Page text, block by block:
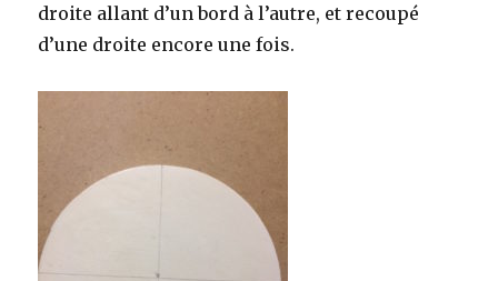
droite allant d’un bord à l’autre, et recoupé
d’une droite encore une fois.